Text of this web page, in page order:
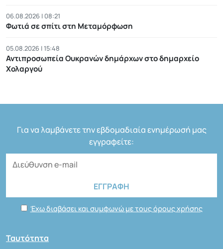
06.08.2026 | 08:21
Φωτιά σε σπίτι στη Μεταμόρφωση
05.08.2026 | 15:48
Αντιπροσωπεία Ουκρανών δημάρχων στο δημαρχείο
Χολαργού
Για να λαμβάνετε την εβδομαδιαία ενημέρωσή μας
εγγραφείτε:
Έχω διαβάσει και συμφωνώ με τους όρους χρήσης
Ταυτότητα